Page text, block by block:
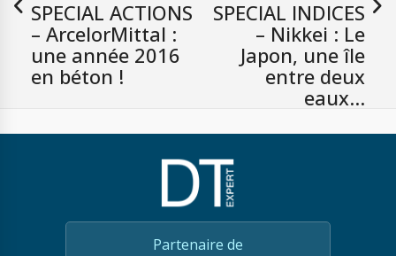
SPECIAL ACTIONS
– ArcelorMittal :
une année 2016
en béton !
SPECIAL INDICES
– Nikkei : Le
Japon, une île
entre deux
eaux…
Partenaire de